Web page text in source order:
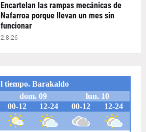
Encartelan las rampas mecánicas de
Nafarroa porque llevan un mes sin
funcionar
2.8.26